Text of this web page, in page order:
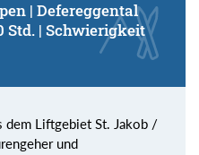
| Defereggental
Std. | Schwierigkeit
dem Liftgebiet St. Jakob /
und